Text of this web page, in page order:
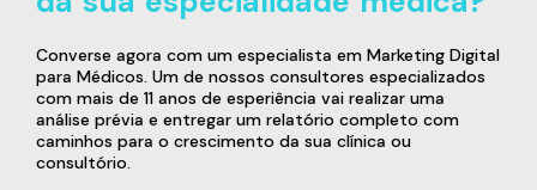
Converse agora com um especialista em Marketing Digital
para Médicos. Um de nossos consultores especializados
com mais de 11 anos de esperiência vai realizar uma
análise prévia e entregar um relatório completo com
caminhos para o crescimento da sua clínica ou
consultório.